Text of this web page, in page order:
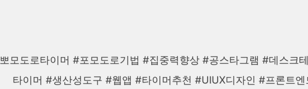
모도로타이머 #포모도로기법 #집중력향상 #공스타그램 #데스크
타이머 #생산성도구 #웹앱 #타이머추천 #UIUX디자인 #프론트